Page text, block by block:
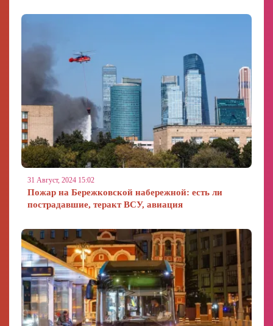
31 Август, 2024 15:02
Пожар на Бережковской набережной: есть ли
пострадавшие, теракт ВСУ, авиация